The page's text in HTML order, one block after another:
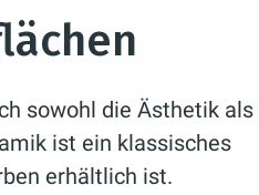
sowohl die Ästhetik als
ist ein klassisches
erhältlich ist.